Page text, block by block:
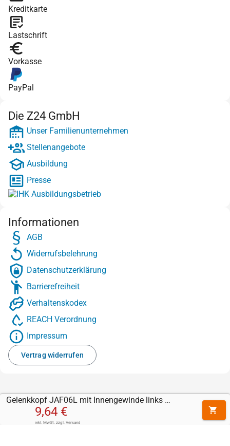
Gelenkkopf JAF06L mit Innengewinde links (M6 x 1)
9,64 €
inkl. MwSt. zzgl. Versand
Kreditkarte
Lastschrift
Vorkasse
PayPal
Die Z24 GmbH
Unser Familienunternehmen
Stellenangebote
Ausbildung
Presse
Informationen
AGB
Widerrufsbelehrung
Datenschutzerklärung
Barrierefreiheit
Verhaltenskodex
REACH Verordnung
Impressum
Vertrag widerrufen